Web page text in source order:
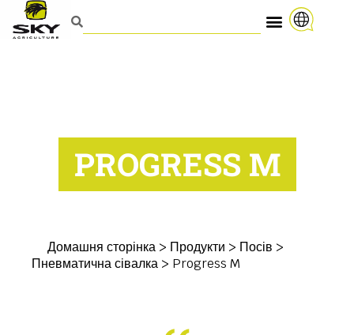
PROGRESS M
Домашня сторінка > Продукти > Посів >
Пневматична сівалка > Progress M